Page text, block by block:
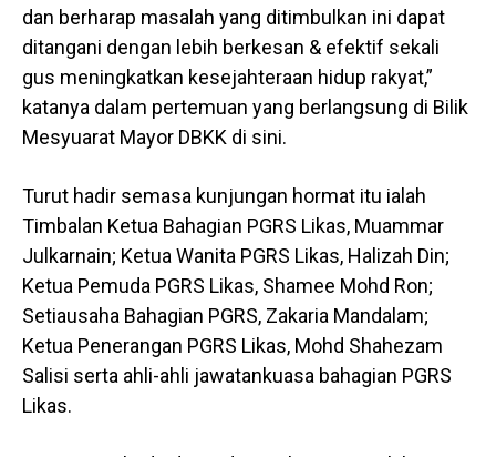
dan berharap masalah yang ditimbulkan ini dapat
ditangani dengan lebih berkesan & efektif sekali
gus meningkatkan kesejahteraan hidup rakyat,”
katanya dalam pertemuan yang berlangsung di Bilik
Mesyuarat Mayor DBKK di sini.
Turut hadir semasa kunjungan hormat itu ialah
Timbalan Ketua Bahagian PGRS Likas, Muammar
Julkarnain; Ketua Wanita PGRS Likas, Halizah Din;
Ketua Pemuda PGRS Likas, Shamee Mohd Ron;
Setiausaha Bahagian PGRS, Zakaria Mandalam;
Ketua Penerangan PGRS Likas, Mohd Shahezam
Salisi serta ahli-ahli jawatankuasa bahagian PGRS
Likas.